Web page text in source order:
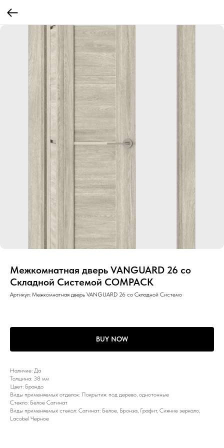
Межкомнатная дверь VANGUARD 26 со
Складной Системой COMPACK
Артикул: Межкомнатная дверь VANGUARD 26 со Складной Системо
BUY NOW
Наличие: Да
Толщина: 38 мм
Цвет: Брандо
Виды применяемых отделок: Покрытия: под дерево, однотонные
Стекло: Белое Сатинат
Виды применяемых стекол: Сатинат: Белое, Бронза, Графит, Сияние зеркало,
Lacobel Черное